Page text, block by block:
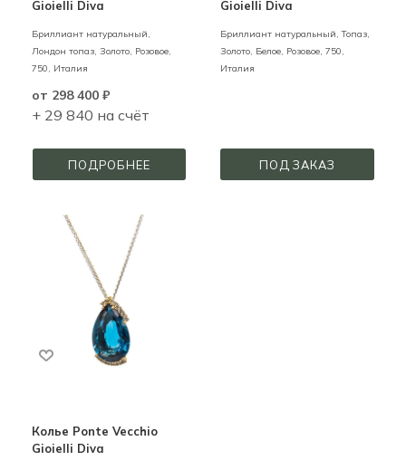
Gioielli Diva
Бриллиант натуральный,
Лондон топаз, Золото, Розовое,
750, Италия
от 298 400 ₽
+ 29 840 на счёт
ПОДРОБНЕЕ
Gioielli Diva
Бриллиант натуральный, Топаз,
Золото, Белое, Розовое, 750,
Италия
ПОД ЗАКАЗ
Колье Ponte Vecchio
Gioielli Diva